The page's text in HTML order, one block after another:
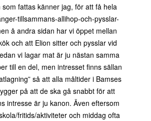
fattas känner jag, för att få hela
tillsammans-allihop-och-pysslar-
å andra sidan har vi öppet mellan
och att Elion sitter och pysslar vid
vi lagar mat är ju nästan samma
till en del, men intresset finns sällan
så att alla måltider i Bamses
på att de ska gå snabbt för att
intresse är ju kanon. Även eftersom
fritids/aktiviteter och middag ofta